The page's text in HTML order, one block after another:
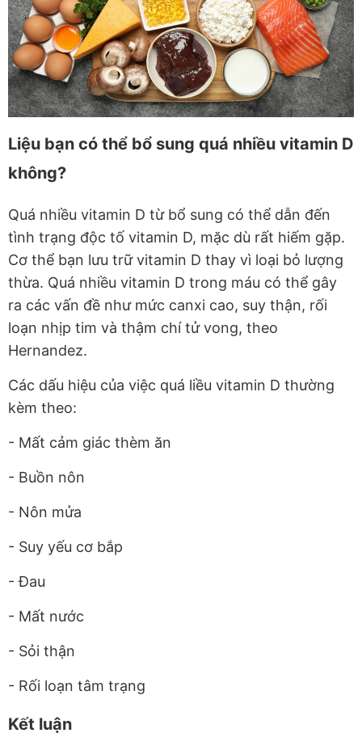
Liệu bạn có thể bổ sung quá nhiều vitamin D
không?
Quá nhiều vitamin D từ bổ sung có thể dẫn đến
tình trạng độc tố vitamin D, mặc dù rất hiếm gặp.
Cơ thể bạn lưu trữ vitamin D thay vì loại bỏ lượng
thừa. Quá nhiều vitamin D trong máu có thể gây
ra các vấn đề như mức canxi cao, suy thận, rối
loạn nhịp tim và thậm chí tử vong, theo
Hernandez.
Các dấu hiệu của việc quá liều vitamin D thường
kèm theo:
- Mất cảm giác thèm ăn
- Buồn nôn
- Nôn mửa
- Suy yếu cơ bắp
- Đau
- Mất nước
- Sỏi thận
- Rối loạn tâm trạng
Kết luận